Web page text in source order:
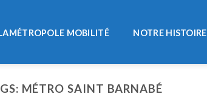
MOBILITÉ NOTRE HISTOIRE
MÉTRO SAINT BARNABÉ